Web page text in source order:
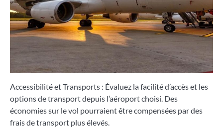
Accessibilité et Transports : Évaluez la facilité d’accès et les
options de transport depuis l’aéroport choisi. Des
économies sur le vol pourraient être compensées par des
frais de transport plus élevés.